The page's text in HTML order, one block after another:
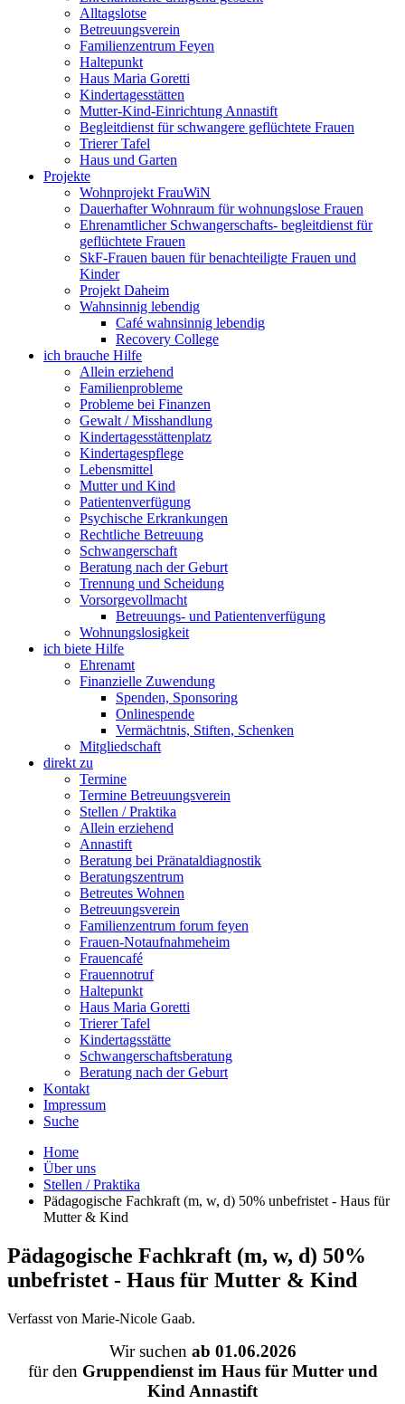
Alltagslotse
Betreuungsverein
Familienzentrum Feyen
Haltepunkt
Haus Maria Goretti
Kindertagesstätten
Mutter-Kind-Einrichtung Annastift
Begleitdienst für schwangere geflüchtete Frauen
Trierer Tafel
Haus und Garten
Projekte
Wohnprojekt FrauWiN
Dauerhafter Wohnraum für wohnungslose Frauen
Ehrenamtlicher Schwangerschafts- begleitdienst für
geflüchtete Frauen
SkF-Frauen bauen für benachteiligte Frauen und
Kinder
Projekt Daheim
Wahnsinnig lebendig
Café wahnsinnig lebendig
Recovery College
ich brauche Hilfe
Allein erziehend
Familienprobleme
Probleme bei Finanzen
Gewalt / Misshandlung
Kindertagesstättenplatz
Kindertagespflege
Lebensmittel
Mutter und Kind
Patientenverfügung
Psychische Erkrankungen
Rechtliche Betreuung
Schwangerschaft
Beratung nach der Geburt
Trennung und Scheidung
Vorsorgevollmacht
Betreuungs- und Patientenverfügung
Wohnungslosigkeit
ich biete Hilfe
Ehrenamt
Finanzielle Zuwendung
Spenden, Sponsoring
Onlinespende
Vermächtnis, Stiften, Schenken
Mitgliedschaft
direkt zu
Termine
Termine Betreuungsverein
Stellen / Praktika
Allein erziehend
Annastift
Beratung bei Pränataldiagnostik
Beratungszentrum
Betreutes Wohnen
Betreuungsverein
Familienzentrum forum feyen
Frauen-Notaufnahmeheim
Frauencafé
Frauennotruf
Haltepunkt
Haus Maria Goretti
Trierer Tafel
Kindertagsstätte
Schwangerschaftsberatung
Beratung nach der Geburt
Kontakt
Impressum
Suche
Home
Über uns
Stellen / Praktika
Pädagogische Fachkraft (m, w, d) 50% unbefristet - Haus für
Mutter & Kind
Pädagogische Fachkraft (m, w, d) 50%
unbefristet - Haus für Mutter & Kind
Verfasst von Marie-Nicole Gaab.
Wir suchen ab 01.06.2026
für den Gruppendienst im Haus für Mutter und
Kind Annastift